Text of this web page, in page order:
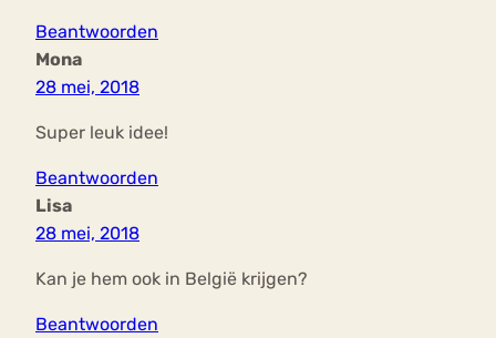
Beantwoorden
Mona
28 mei, 2018
Super leuk idee!
Beantwoorden
Lisa
28 mei, 2018
Kan je hem ook in België krijgen?
Beantwoorden